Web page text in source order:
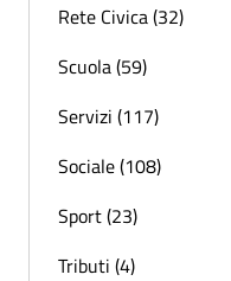
Rete Civica (32)
Scuola (59)
Servizi (117)
Sociale (108)
Sport (23)
Tributi (4)